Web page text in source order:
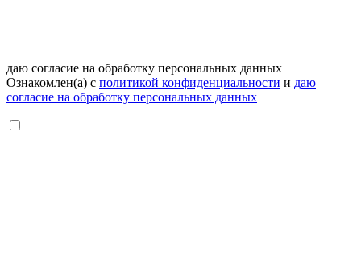
даю согласие на обработку персональных данных
Ознакомлен(а) с политикой конфиденциальности и даю
согласие на обработку персональных данных